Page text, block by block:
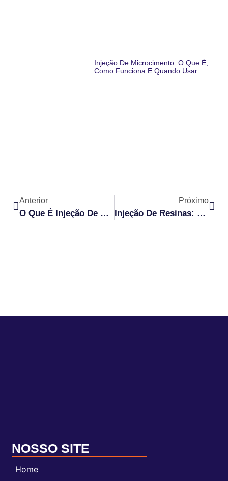
Injeção De Microcimento: O Que É,
Como Funciona E Quando Usar
Anterior
O Que É Injeção De Resinas? Veja Como Essa Tecnologia É Aplicada Hoje
Próximo
Injeção De Resinas: O Guia Definitivo Para Contenção De Vazamento Em Barragem
NOSSO SITE
Home